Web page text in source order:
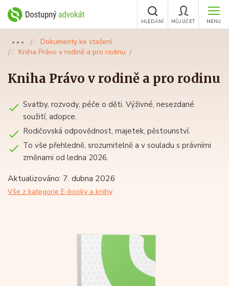
MENU
MŮJ ÚČET
HLEDÁNÍ
●●●
Dokumenty ke stažení
Kniha Právo v rodině a pro rodinu
Kniha Právo v rodině a pro rodinu
Svatby, rozvody, péče o děti. Výživné, nesezdané
soužití, adopce.
Rodičovská odpovědnost, majetek, pěstounství.
To vše přehledně, srozumitelně a v souladu s právními
změnami od ledna 2026.
Aktualizováno: 7. dubna 2026
Vše z kategorie E-booky a knihy